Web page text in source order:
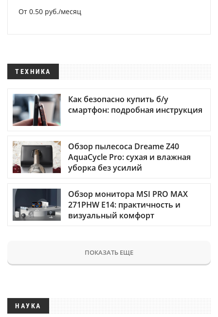
От 0.50 руб./месяц
ТЕХНИКА
Как безопасно купить б/у
смартфон: подробная инструкция
Обзор пылесоса Dreame Z40
AquaCycle Pro: сухая и влажная
уборка без усилий
Обзор монитора MSI PRO MAX
271PHW E14: практичность и
визуальный комфорт
ПОКАЗАТЬ ЕЩЕ
НАУКА